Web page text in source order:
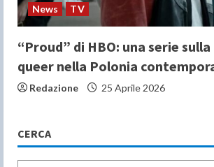
News TV
“Proud” di HBO: una serie
queer nella Polonia
Redazione 25 Aprile 2026
CERCA